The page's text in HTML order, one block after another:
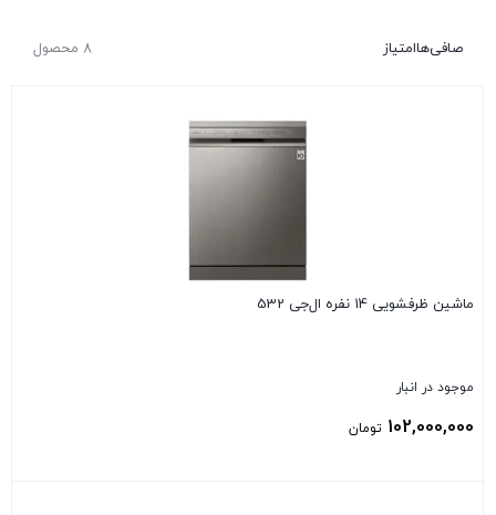
8 محصول صافی‌هاامتیاز
ماشین ظرفشویی 14 نفره ال‌جی 532
موجود در انبار
102,000,000 تومان